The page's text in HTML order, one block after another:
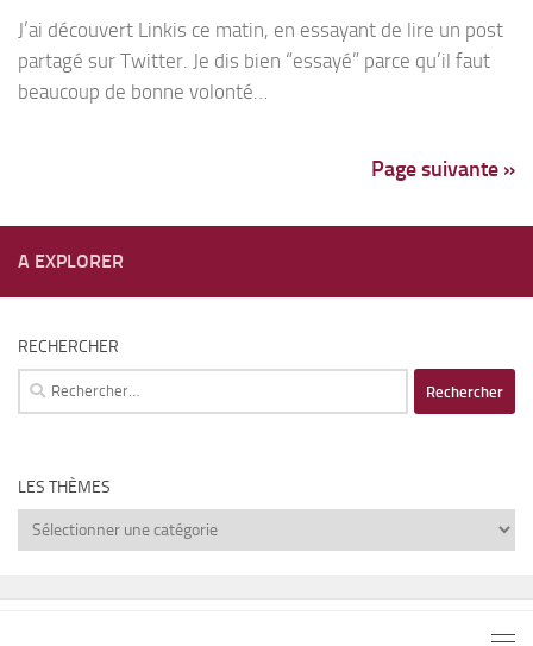
J’ai découvert Linkis ce matin, en essayant de lire un post
partagé sur Twitter. Je dis bien “essayé” parce qu’il faut
beaucoup de bonne volonté…
Page suivante »
A EXPLORER
RECHERCHER
Rechercher :
LES THÈMES
Les
thèmes